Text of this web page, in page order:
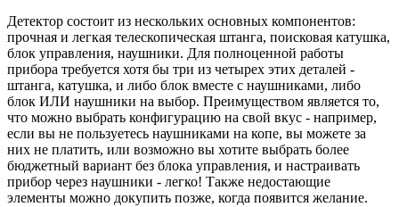
Детектор состоит из нескольких основных компонентов:
прочная и легкая телескопическая штанга, поисковая катушка,
блок управления, наушники. Для полноценной работы
прибора требуется хотя бы три из четырех этих деталей -
штанга, катушка, и либо блок вместе с наушниками, либо
блок ИЛИ наушники на выбор. Преимуществом является то,
что можно выбрать конфигурацию на свой вкус - например,
если вы не пользуетесь наушниками на копе, вы можете за
них не платить, или возможно вы хотите выбрать более
бюджетный вариант без блока управления, и настраивать
прибор через наушники - легко! Также недостающие
элементы можно докупить позже, когда появится желание.